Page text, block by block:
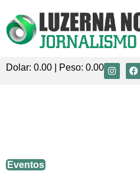
Dolar: 0.00 | Peso: 0.00
Eventos